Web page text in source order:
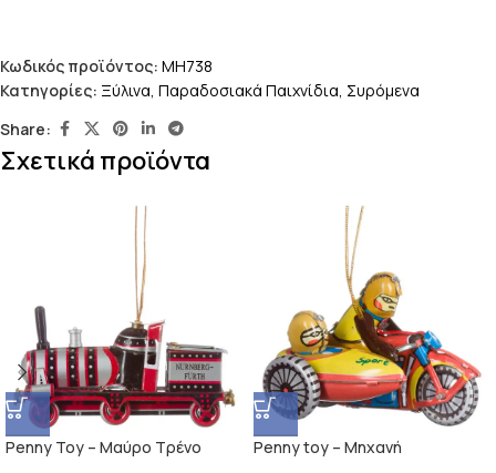
Κωδικός προϊόντος: MH738
Κατηγορίες: Ξύλινα, Παραδοσιακά Παιχνίδια, Συρόμενα
Share:
Σχετικά προϊόντα
Penny Toy – Μαύρο Τρένο Penny toy – Μηχανή